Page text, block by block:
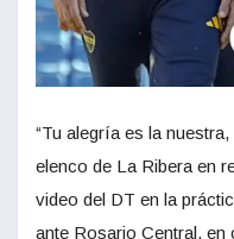
“Tu alegría es la
elenco de La Ribera en
video del DT en la
ante Rosario Central, en